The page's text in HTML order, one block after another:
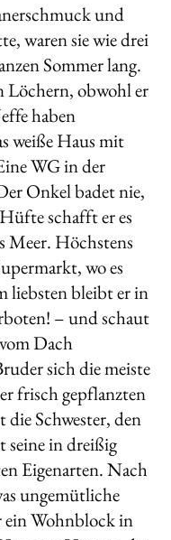
und
waren sie wie drei
Sommer lang.
Löchern, obwohl er
haben
weiße Haus mit
WG in der
Onkel badet nie,
schafft er es
Meer. Höchstens
wo es
liebsten bleibt er in
– und schaut
Dach
sich die meiste
frisch gepflanzten
Schwester, den
seine in dreißig
Eigenarten. Nach
ungemütliche
ein Wohnblock in